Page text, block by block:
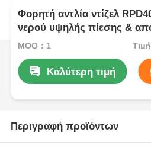
Φορητή αντλία ντίζελ
νερού υψηλής πίεσης &
MOQ：1
Καλύτερη τιμή
Περιγραφή προϊόντων